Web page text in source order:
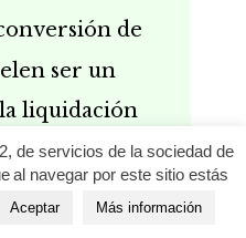
de
ser un
liquidación
de la
de
de servicios de la sociedad de
al navegar por este sitio estás
Aceptar Más información